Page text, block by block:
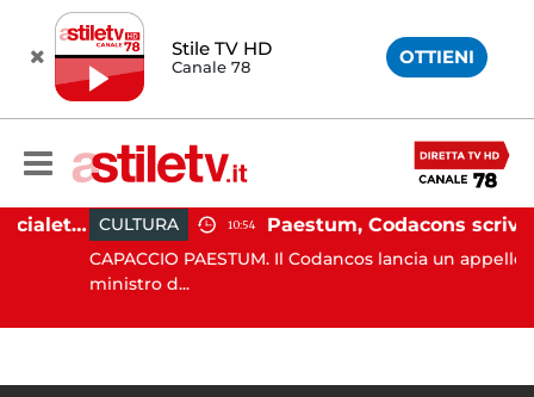
Stile TV HD
Canale 78 OTTIENI
Martina Carbonaro, braccialetto elettronico per i genitori della 14enne uccisa dall'ex CULTURA 10:54
CAPACCIO PAESTUM. Il Codancos lancia un appello al
ministro d...